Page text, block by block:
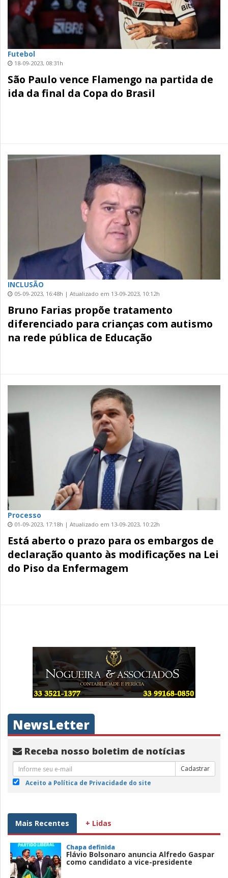
Futebol
18-09-2023, 08:31h
São Paulo vence Flamengo na partida de
ida da final da Copa do Brasil
INCLUSÃO
05-09-2023, 16:48h | Atualizado em 13-09-2023, 10:12h
Bruno Farias propõe tratamento
diferenciado para crianças com autismo
na rede pública de Educação
Processo
01-09-2023, 17:18h | Atualizado em 13-09-2023, 10:22h
Está aberto o prazo para os embargos de
declaração quanto às modificações na Lei
do Piso da Enfermagem
NewsLetter
Receba nosso boletim de notícias
Cadastrar
Aceito a Política de Privacidade do site
Mais Recentes + Lidas
Chapa definida
Flávio Bolsonaro anuncia Alfredo Gaspar
como candidato a vice-presidente